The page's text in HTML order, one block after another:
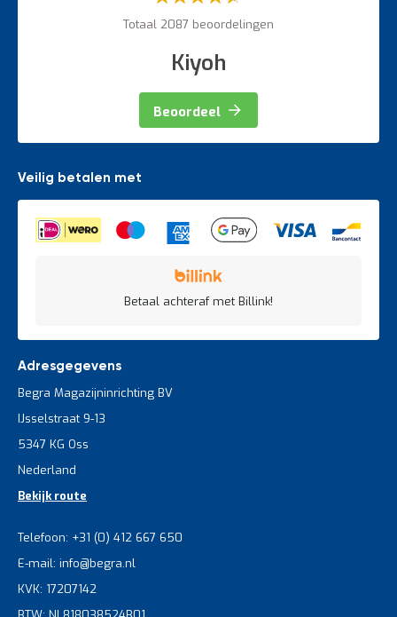
Totaal 2087 beoordelingen
Kiyoh
Beoordeel
Veilig betalen met
Betaal achteraf met Billink!
Adresgegevens
Begra Magazijninrichting BV
IJsselstraat 9-13
5347 KG Oss
Nederland
Bekijk route
Telefoon: +31 (0) 412 667 650
E-mail: info@begra.nl
KVK: 17207142